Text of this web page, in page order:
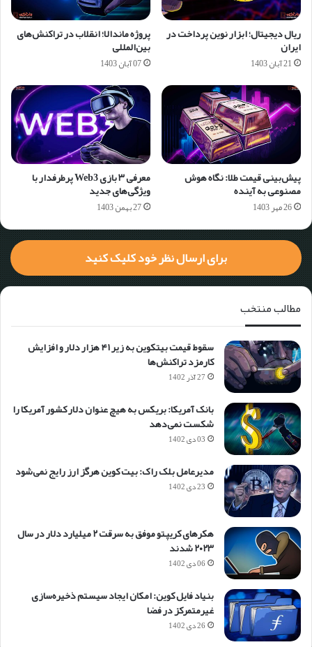
ریال دیجیتال؛ ابزار نوین پرداخت در
ایران
21 آبان 1403
پروژه ماندالا؛ انقلاب در تراکنش‌های
بین‌المللی
07 آبان 1403
پیش‌بینی قیمت طلا: نگاه هوش
مصنوعی به آینده
26 مهر 1403
معرفی ۳ بازی Web3 پرطرفدار با
ویژگی‌های جدید
27 بهمن 1403
برای ارسال نظر خود کلیک کنید
مطالب منتخب
سقوط قیمت بیتکوین به زیر ۴۱ هزار دلار و افزایش
کارمزد تراکنش‌ها
27 آذر 1402
بانک آمریکا: بریکس به هیچ عنوان دلار کشور آمریکا را
شکست نمی‌دهد
03 دی 1402
مدیرعامل بلک راک: بیت کوین هرگز ارز رایج نمی‌شود
23 دی 1402
هکرهای کریپتو موفق به سرقت ۲ میلیارد دلار در سال
۲۰۲۳ شدند
06 دی 1402
بنیاد فایل کوین: امکان ایجاد سیستم ذخیره‌سازی
غیرمتمرکز در فضا
26 دی 1402